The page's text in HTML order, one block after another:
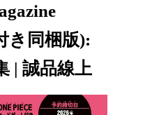
き同梱版):
| 誠品線上